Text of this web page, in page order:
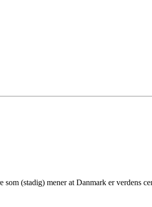
(stadig) mener at Danmark er verdens